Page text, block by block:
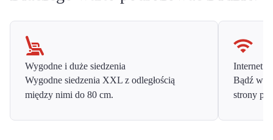
Wygodne i duże siedzenia
Wygodne siedzenia XXL z odległością
między nimi do 80 cm.
Internet
Bądź w
strony